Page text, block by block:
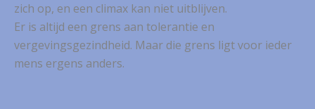
zich op, en een climax kan niet uitblijven.
Er is altijd een grens aan tolerantie en
vergevingsgezindheid. Maar die grens ligt voor ieder
mens ergens anders.